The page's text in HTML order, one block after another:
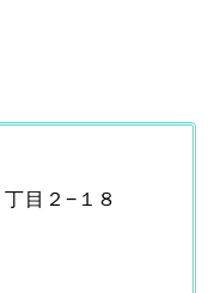
目２−１８